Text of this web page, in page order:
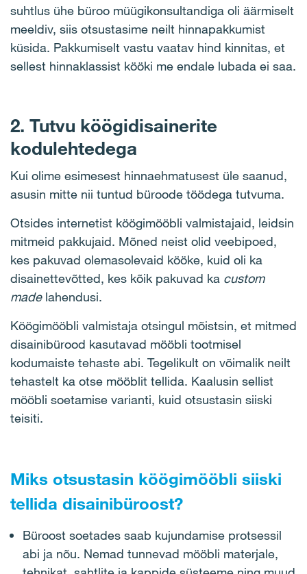
suhtlus ühe büroo müügikonsultandiga oli äärmiselt
meeldiv, siis otsustasime neilt hinnapakkumist
küsida. Pakkumiselt vastu vaatav hind kinnitas, et
sellest hinnaklassist kööki me endale lubada ei saa.
2. Tutvu köögidisainerite
kodulehtedega
Kui olime esimesest hinnaehmatusest üle saanud,
asusin mitte nii tuntud büroode töödega tutvuma.
Otsides internetist köögimööbli valmistajaid, leidsin
mitmeid pakkujaid. Mõned neist olid veebipoed,
kes pakuvad olemasolevaid kööke, kuid oli ka
disainettevõtted, kes kõik pakuvad ka custom
madelahendusi.
Köögimööbli valmistaja otsingul mõistsin, et mitmed
disainibürood kasutavad mööbli tootmisel
kodumaiste tehaste abi. Tegelikult on võimalik neilt
tehastelt ka otse mööblit tellida. Kaalusin sellist
mööbli soetamise varianti, kuid otsustasin siiski
teisiti.
Miks otsustasin köögimööbli siiski
tellida disainibüroost?
Büroost soetades saab kujundamise protsessil
abi ja nõu. Nemad tunnevad mööbli materjale,